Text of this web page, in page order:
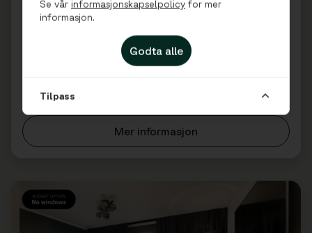
Trondheim - Norway 4+1 gjester
Utforsk og nyt Trondheim med base i det vakre
nye og moderne bygninger med to separate
soverom, og de er et komfortabelt alternativ...
Mer informasjon
Se vår informasjonskapselpolicy for mer
informasjon.
Godta alle
Tilpass